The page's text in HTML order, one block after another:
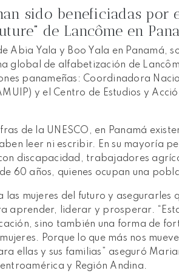
sido beneficiadas por
de Lancôme en
Abia Yala y Boo Yala en Panamá,
global de alfabetización de
panameñas: Coordinadora
y el Centro de Estudios y
de la UNESCO, en Panamá
leer ni escribir. En su mayoría
discapacidad, trabajadores
60 años, quienes ocupan una
mujeres del futuro y asegurarles
aprender, liderar y prosperar.
sino también una forma de
Porque lo que más nos
ellas y sus familias” aseguró
y Región Andina.